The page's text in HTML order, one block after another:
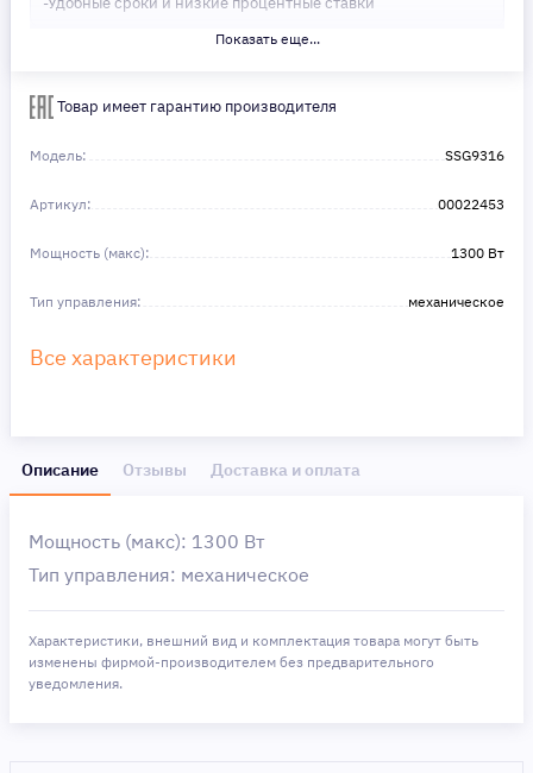
Не откладывайте свои желания на потом! Получите то, что
Показать еще...
Товар имеет гарантию производителя
Модель: SSG9316
Артикул: 00022453
Мощность (макс): 1300 Вт
Тип управления: механическое
Все характеристики
Описание Отзывы Доставка и оплата
Мощность (макс): 1300 Вт
Тип управления: механическое
Характеристики, внешний вид и комплектация товара могут быть
изменены фирмой-производителем без предварительного
уведомления.